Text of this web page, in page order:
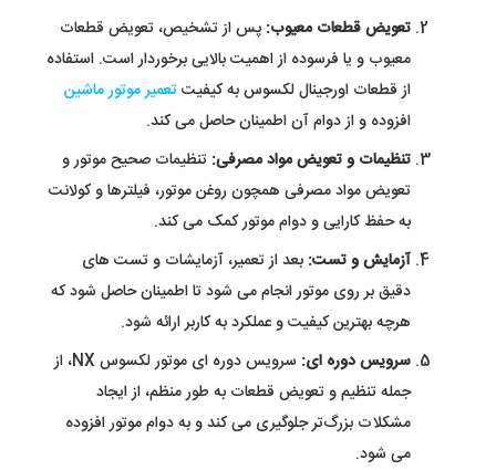
تعویض قطعات معیوب: پس از تشخیص، تعویض قطعات
معیوب و یا فرسوده از اهمیت بالایی برخوردار است. استفاده
از قطعات اورجینال لکسوس به کیفیتتعمیر موتور ماشین
افزوده و از دوام آن اطمینان حاصل می کند.
تنظیمات و تعویض مواد مصرفی: تنظیمات صحیح موتور و
تعویض مواد مصرفی همچون روغن موتور، فیلترها و کولانت
به حفظ کارایی و دوام موتور کمک می کند.
آزمایش و تست: بعد از تعمیر، آزمایشات و تست های
دقیق بر روی موتور انجام می شود تا اطمینان حاصل شود که
هرچه بهترین کیفیت و عملکرد به کاربر ارائه شود.
سرویس دوره ای:
سرویس دوره ای موتور لکسوس NX، از
جمله تنظیم و تعویض قطعات به طور منظم، از ایجاد
مشکلات بزرگ‌تر جلوگیری می کند و به دوام موتور افزوده
می شود.